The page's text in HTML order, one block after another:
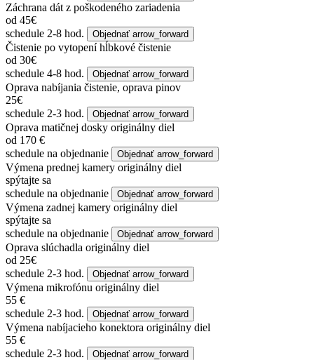
Záchrana dát z poškodeného zariadenia
od 45€
schedule 2-8 hod. Objednať arrow_forward
Čistenie po vytopení hĺbkové čistenie
od 30€
schedule 4-8 hod. Objednať arrow_forward
Oprava nabíjania čistenie, oprava pinov
25€
schedule 2-3 hod. Objednať arrow_forward
Oprava matičnej dosky originálny diel
od 170 €
schedule na objednanie Objednať arrow_forward
Výmena prednej kamery originálny diel
spýtajte sa
schedule na objednanie Objednať arrow_forward
Výmena zadnej kamery originálny diel
spýtajte sa
schedule na objednanie Objednať arrow_forward
Oprava slúchadla originálny diel
od 25€
schedule 2-3 hod. Objednať arrow_forward
Výmena mikrofónu originálny diel
55 €
schedule 2-3 hod. Objednať arrow_forward
Výmena nabíjacieho konektora originálny diel
55 €
schedule 2-3 hod. Objednať arrow_forward